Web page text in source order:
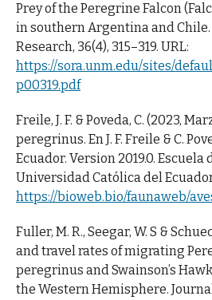
Prey of the Peregrine Falcon
in southern Argentina and
Research, 36(4), 315–319. URL:
https://sora.unm.edu/sites/
p00319.pdf
Freile, J. F. & Poveda, C. (2023,
peregrinus. En J. F. Freile & C.
Ecuador. Version 2019.0.
Universidad Católica del
https://bioweb.bio/faunaweb/
Fuller, M. R., Seegar, W. S &
and travel rates of migrating
peregrinus and Swainson’s
the Western Hemisphere.